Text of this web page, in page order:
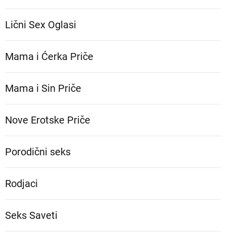
Lični Sex Oglasi
Mama i Ćerka Priče
Mama i Sin Priče
Nove Erotske Priče
Porodični seks
Rodjaci
Seks Saveti